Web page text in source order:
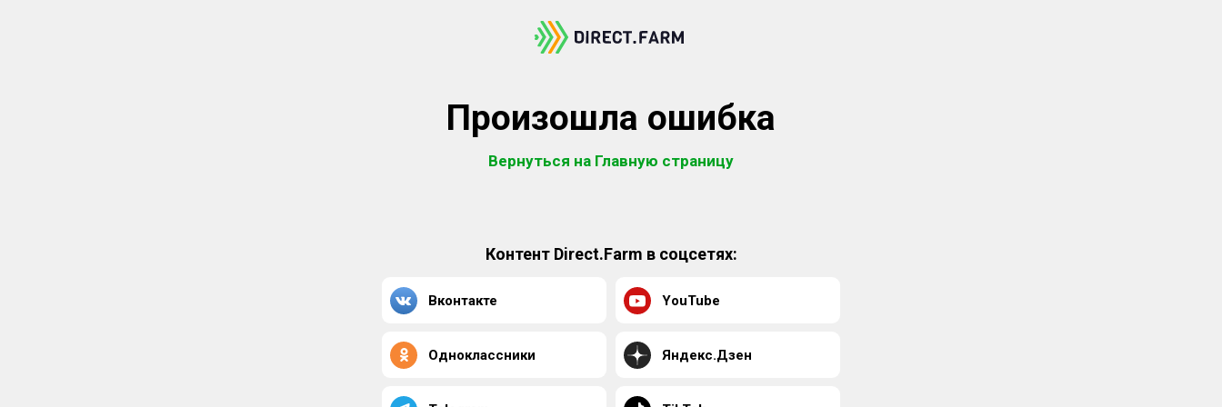
Произошла ошибка
Вернуться на Главную страницу
Контент Direct.Farm в соцсетях:
Вконтакте YouTube
Одноклассники Яндекс.Дзен